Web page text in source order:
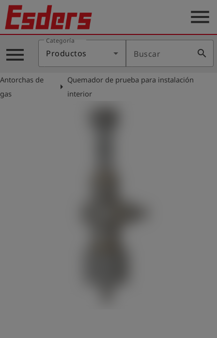
Productos
Blog
Aplicaciones
menu
menu
Categoría
Productos Buscar search
Antorchas de
gas
arrow_right
Quemador de prueba para instalación
interior